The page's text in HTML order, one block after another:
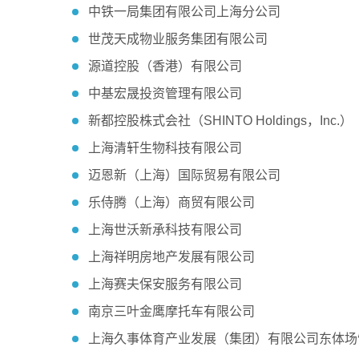
中铁一局集团有限公司上海分公司
世茂天成物业服务集团有限公司
源道控股（香港）有限公司
中基宏晟投资管理有限公司
新都控股株式会社（SHINTO Holdings，Inc.）
上海清轩生物科技有限公司
迈恩新（上海）国际贸易有限公司
乐侍腾（上海）商贸有限公司
上海世沃新承科技有限公司
上海祥明房地产发展有限公司
上海赛夫保安服务有限公司
南京三叶金鹰摩托车有限公司
上海久事体育产业发展（集团）有限公司东体